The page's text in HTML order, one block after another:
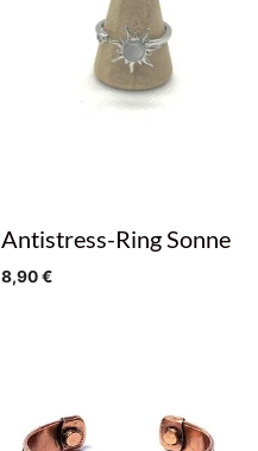
Antistress-Ring Sonne
8,90€